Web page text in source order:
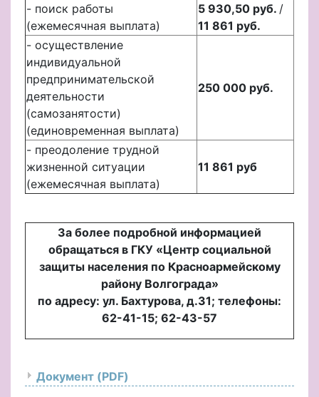
- поиск работы
(ежемесячная выплата)
5 930,50 руб. /
11 861 руб.
- осуществление
индивидуальной
предпринимательской
деятельности
(самозанятости)
(единовременная выплата)
250 000 руб.
- преодоление трудной
жизненной ситуации
(ежемесячная выплата)
11 861 руб
За более подробной информацией
обращаться в ГКУ «Центр социальной
защиты населения по Красноармейскому
району Волгограда»
по адресу: ул. Бахтурова, д.31; телефоны:
62-41-15; 62-43-57
Документ (PDF)